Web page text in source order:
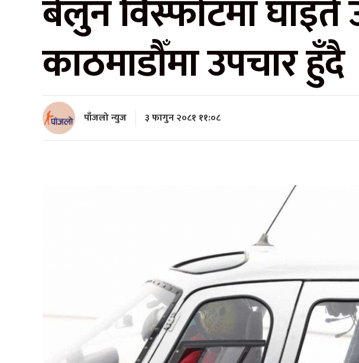
बेलुन विस्फोटमा घाइते
काठमाडौँमा उपचार हुँदै
पाँजलो न्युज ३ फागुन २०८१ ११:०८